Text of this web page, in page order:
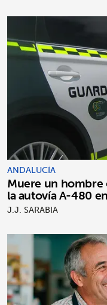
ANDALUCÍA
Muere un
la autovía A-480
J.J. SARABIA